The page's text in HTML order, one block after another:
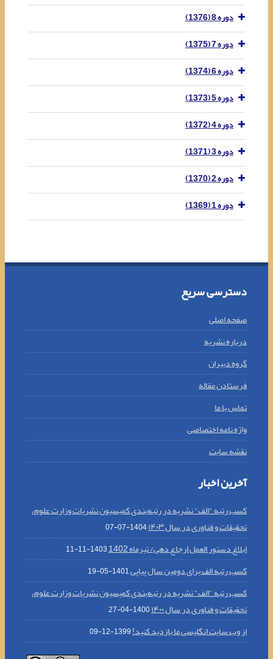
دوره 8 (1376)
دوره 7 (1375)
دوره 6 (1374)
دوره 5 (1373)
دوره 4 (1372)
دوره 3 (1371)
دوره 2 (1370)
دوره 1 (1369)
دسترسی سریع
صفحه اصلی
درباره نشریه
گروه دبیران
فرستادن مقاله
تماس با ما
واژه نامه اختصاصی
نقشه سایت
آخرین اخبار
کسب رتبه "الف" نشریه در رتبه‌بندی کمیسیون نشریات وزارت علوم،
تحقیقات و فناوری در سال ۱۴۰۳
1404-07-07
ابلاغ دستور العمل ارجاع دهی/ تیرماه 1402 1403-11-11
کسب رتبه الف برای دومین سال پیاپی1401-05-19
کسب رتبه "الف" نشریه در رتبه‌بندی کمیسیون نشریات وزارت علوم،
تحقیقات و فناوری در سال ۱۴۰۰
1400-04-27
از وب سایت انگلیسی ما بازدید کنید!1399-12-09